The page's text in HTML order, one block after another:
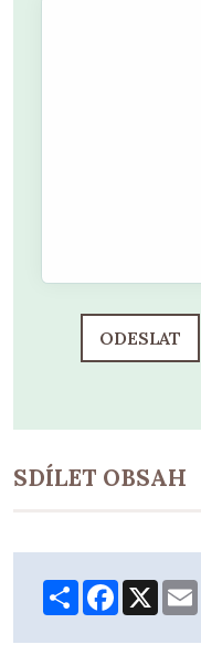
ODESLAT
SDÍLET OBSAH
ShareFacebook
X